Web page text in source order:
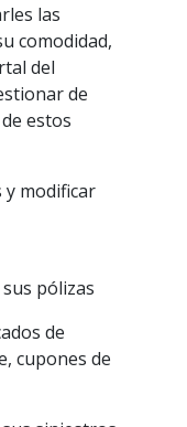
las
comodidad,
del
de
estos
y modificar
pólizas
de
cupones de